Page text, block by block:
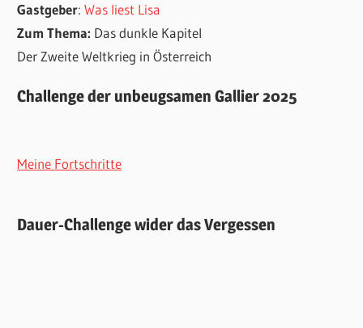
Gastgeber:Was liest Lisa
Zum Thema: Das dunkle Kapitel
Der Zweite Weltkrieg in Österreich
Challenge der unbeugsamen Gallier 2025
Meine Fortschritte
Dauer-Challenge wider das Vergessen